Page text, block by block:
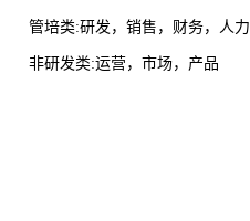
管培类:研发，销售，财务，人力
非研发类:运营，市场，产品